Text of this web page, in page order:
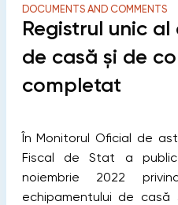
DOCUMENTS AND COMMENTS
Registrul unic
de casă și de
completat
În Monitorul Oficial de
Fiscal de Stat a
noiembrie 2022
echipamentului de